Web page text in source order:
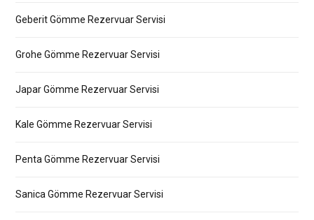
Geberit Gömme Rezervuar Servisi
Grohe Gömme Rezervuar Servisi
Japar Gömme Rezervuar Servisi
Kale Gömme Rezervuar Servisi
Penta Gömme Rezervuar Servisi
Sanica Gömme Rezervuar Servisi